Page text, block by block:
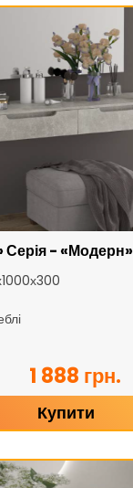
- «Модерн»
1 888 грн.
Купити